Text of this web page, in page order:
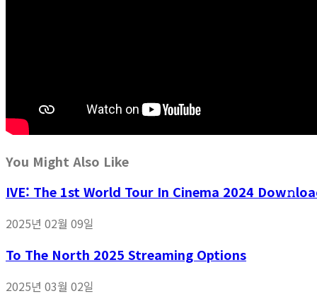
You Might Also Like
IVE: The 1st World Tour In Cinema 2024
2025년 02월 09일
To The North 2025 Streaming Options
2025년 03월 02일